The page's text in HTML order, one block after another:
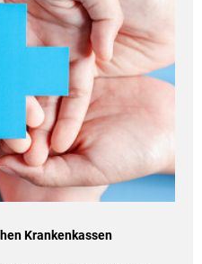
Krankenkassen